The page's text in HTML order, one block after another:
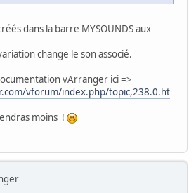
dans la barre MYSOUNDS aux
change le son associé.
vArranger ici =>
vforum/index.php/topic,238.0.ht
moins !